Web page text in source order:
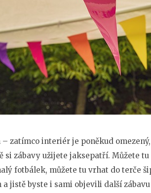
– zatímco interiér je poněkud
si zábavy užijete jaksepatří. Můžete
fotbálek, můžete tu vrhat do terče
a jistě byste i sami objevili další